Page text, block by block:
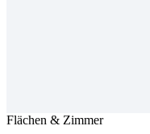
Flächen & Zimmer